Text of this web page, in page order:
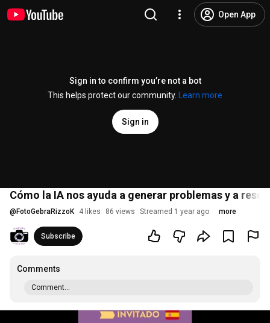
Open App
Sign in to confirm you’re not a bot
This helps protect our community.
Learn more
Sign in
Cómo la IA nos ayuda a generar problemas y a
@ FotoGebraRizzoK 4 likes 86 views Streamed 1 year ago more
Subscribe
Comments
Comment...